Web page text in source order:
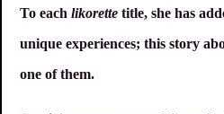
To each likorette title, she has
unique experiences; this story
one of them.